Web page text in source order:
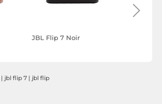
JBL Flip 7 Noir
| jbl flip 7 | jbl flip